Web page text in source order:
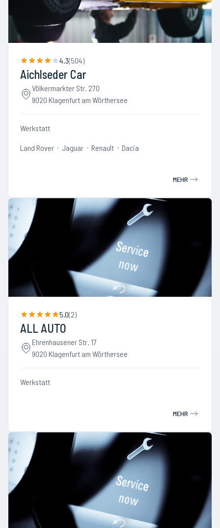
4.3(504)
Aichlseder Car
Völkermarkter Str. 270
9020 Klagenfurt am Wörthersee
Werkstatt
Land Rover Jaguar Renault Dacia
MEHR
5.0(2)
ALL AUTO
Ehrenhausener Str. 17
9020 Klagenfurt am Wörthersee
Werkstatt
MEHR